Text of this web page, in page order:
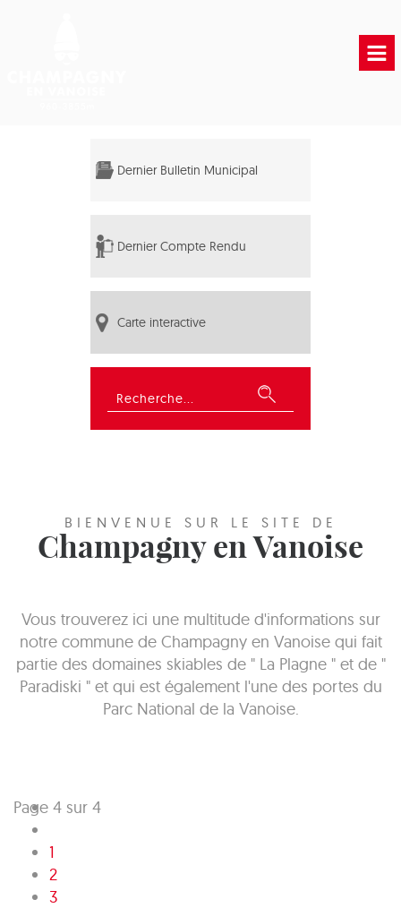
Dernier Bulletin Municipal
Dernier Compte Rendu
Carte interactive
Rechercher
BIENVENUE SUR LE SITE DE
Champagny en Vanoise
Vous trouverez ici une multitude d'informations sur
notre commune de Champagny en Vanoise qui fait
partie des domaines skiables de " La Plagne " et de "
Paradiski " et qui est également l'une des portes du
Parc National de la Vanoise.
Page 4 sur 4
1
2
3